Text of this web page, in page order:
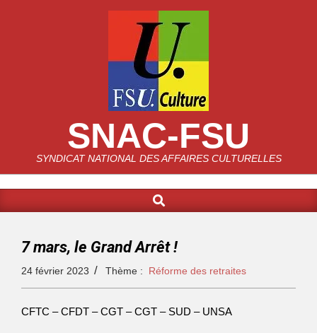
SNAC-FSU
SYNDICAT NATIONAL DES AFFAIRES CULTURELLES
7 mars, le Grand Arrêt !
24 février 2023 Thème : Réforme des retraites
CFTC – CFDT – CGT – CGT – SUD – UNSA